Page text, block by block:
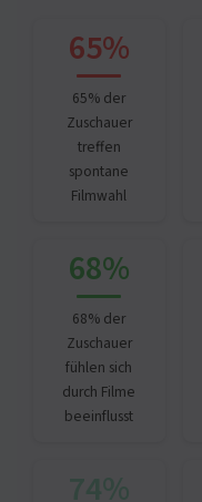
65%
65% der
Zuschauer
treffen
spontane
Filmwahl
68%
68% der
Zuschauer
fühlen sich
durch Filme
beeinflusst
74%